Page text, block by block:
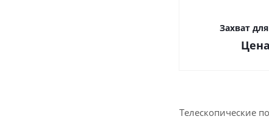
Захват
Телескопические